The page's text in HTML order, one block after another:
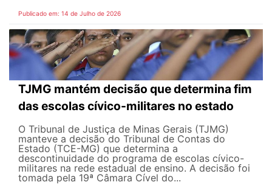
Publicado em: 14 de Julho de 2026
TJMG mantém decisão que determina fim
das escolas cívico-militares no estado
O Tribunal de Justiça de Minas Gerais (TJMG)
manteve a decisão do Tribunal de Contas do
Estado (TCE-MG) que determina a
descontinuidade do programa de escolas cívico-
militares na rede estadual de ensino. A decisão foi
tomada pela 19ª Câmara Cível do...